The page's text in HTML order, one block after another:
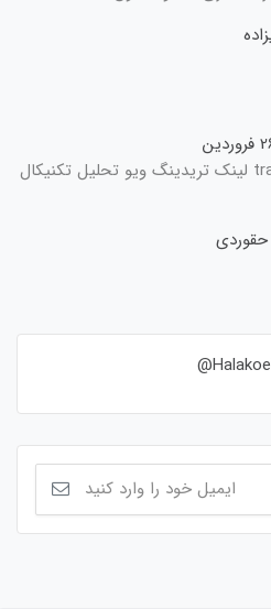
tradingview.com/u/halakoei لینک تریدینگ ویو تحلیل تکنیکال